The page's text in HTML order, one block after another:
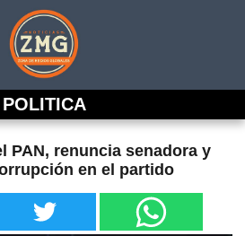
POLITICA
PAN, renuncia senadora y
en el partido